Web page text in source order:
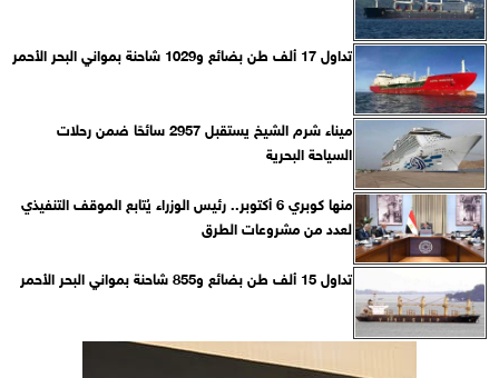
تداول 17 ألف طن بضائع و1029 شاحنة بمواني البحر الأحمر
ميناء شرم الشيخ يستقبل 2957 سائحًا ضمن رحلات
السياحة البحرية
منها كوبري 6 أكتوبر.. رئيس الوزراء يُتابع الموقف التنفيذي
لعدد من مشروعات الطرق
تداول 15 ألف طن بضائع و855 شاحنة بمواني البحر الأحمر